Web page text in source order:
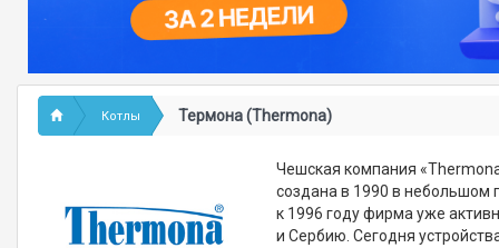
Котлы Термона (Thermona)
Чешская компания
создана в 1990 в небольшом
к 1996 году фирма уже
и Сербию. Сегодня